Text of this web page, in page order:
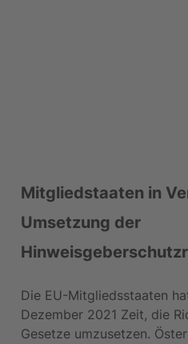
Mitgliedstaaten in
Umsetzung der
Die EU-Mitgliedsstaaten
Dezember 2021 Zeit, die
Gesetze umzusetzen.